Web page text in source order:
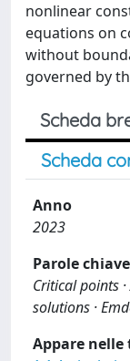
nonlinear
equations on
without
governed by
Scheda
Scheda
Anno
2023
Parole chiave
Critical points
solutions ·
Appare nelle